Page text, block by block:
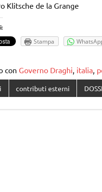
Klitsche de la Grange
Stampa
con Governo Draghi, italia,
contributi esterni